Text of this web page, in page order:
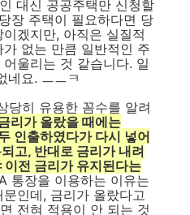
대신 공공주택만 신청할
장 주택이 필요하다면 당
겠지만, 아직은 실질적
없는 만큼 일반적인 주
울리는 것 같습니다. 일
네요. ㅡㅡㅋ
당히 유용한 꼼수를 알려
리가 올랐을 때에는
인출하였다가 다시 넣어
고, 반대로 금리가 내려
전 금리가 유지된다는
통장을 이용하는 이유는
인데, 금리가 올랐다고
전혀 적용이 안 되는 것